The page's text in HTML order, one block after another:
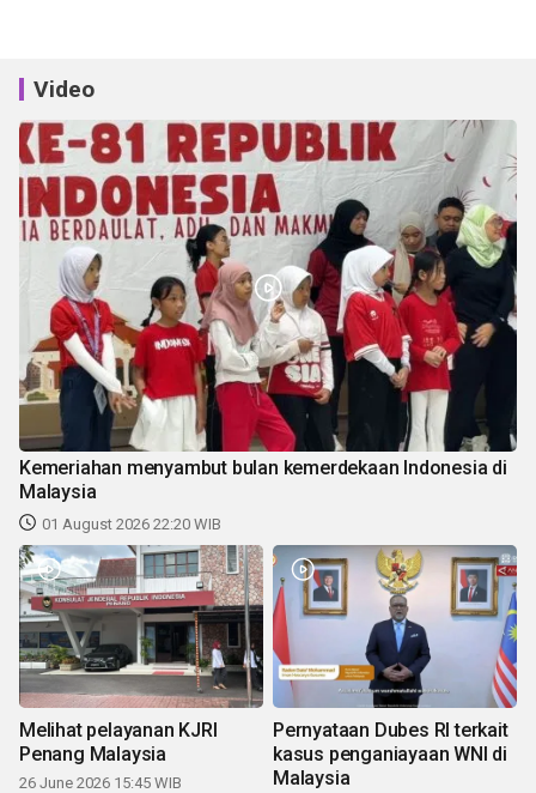
Video
Kemeriahan menyambut bulan kemerdekaan Indonesia di
Malaysia
01 August 2026 22:20 WIB
Melihat pelayanan KJRI
Penang Malaysia
26 June 2026 15:45 WIB
Pernyataan Dubes RI terkait
kasus penganiayaan WNI di
Malaysia